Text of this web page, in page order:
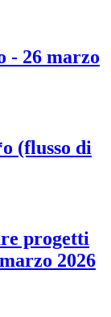
- 26 marzo
(flusso di
progetti
2026